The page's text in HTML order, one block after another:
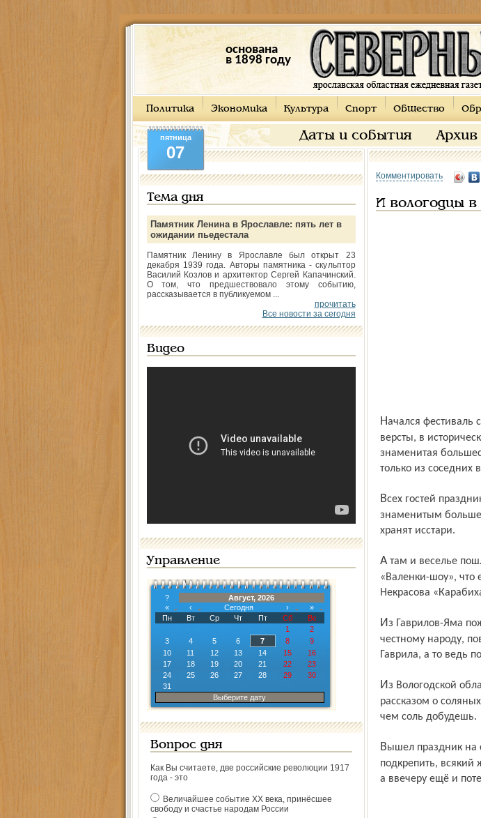
основана
в 1898 году
Политика Экономика Культура Спорт Общество
Даты и события Архив
пятница
07
Тема дня
Памятник Ленина в Ярославле: пять лет в
ожидании пьедестала
Памятник Ленину в Ярославле был открыт 23
декабря 1939 года. Авторы памятника - скульптор
Василий Козлов и архитектор Сергей Капачинский.
О том, что предшествовало этому событию,
рассказывается в публикуемом ...
прочитать
Все новости за сегодня
Видео
Управление
?
Август, 2026
«
‹ Сегодня ›
»
Пн
Вт Ср Чт Пт Сб
Вс
1
2
3
4 5 6 7 8
9
10
11 12 13 14 15
16
17
18 19 20 21 22
23
24
25 26 27 28 29
30
31
Выберите дату
Вопрос дня
Как Вы считаете, две российские революции 1917
года - это
Величайшее событие ХХ века, принёсшее
свободу и счастье народам России
Комментировать
И вологодцы в
Начался фестиваль с открытия под колокольные звоны верстового столба, нулевой
версты, в
знаменитая
только из соседних
Всех гостей праздника одарил посадский голова добрым угощением – бубликами и
знаменитым
хранят исстари.
А там и веселье пошло великое. Ярославский район представил своё знаменитое
«Валенки-шоу», что
Некрасова
Из Гаврилов-Яма пожаловали на праздник ямщик Гаврила с супругою, представились
честному народу,
Гаврила, а то ведь
Из Вологодской области из города Тотьмы приехал народный театр с музыкальным
рассказом о
чем соль добудешь.
Вышел праздник на славу, с песнями, танцами да гуляньями. А чтоб силы
подкрепить,
а ввечеру ещё и